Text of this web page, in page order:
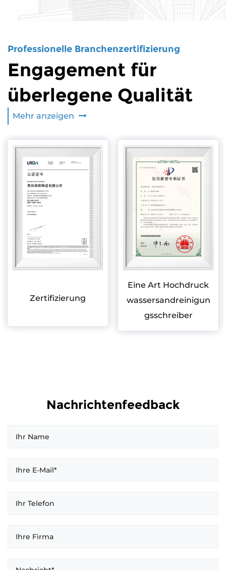
Professionelle Branchenzertifizierung
Engagement für
überlegene Qualität
Mehr anzeigen
Zertifizierung
Eine Art Hochdruck
wassersandreinigun
gsschreiber
Nachrichtenfeedback